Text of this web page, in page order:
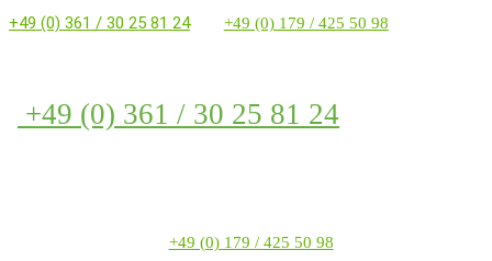
+49 (0) 361 / 30 25 81 24 +49 (0) 179 / 425 50 98
+49 (0) 361 / 30 25 81 24
+49 (0) 179 / 425 50 98